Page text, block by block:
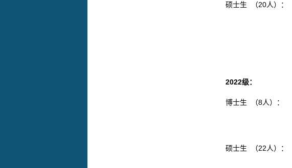
硕士生 （20人）：
2022级：
博士生 （8人）：
硕士生 （22人）：